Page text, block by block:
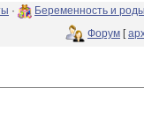
· Беременность и роды
Форум [